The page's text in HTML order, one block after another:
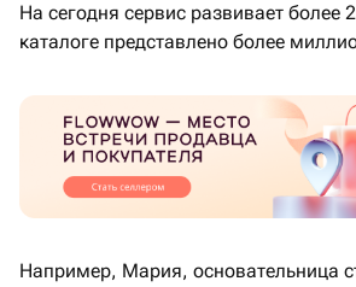
На сегодня сервис развивает более
каталоге представлено более
Например, Мария, основательница